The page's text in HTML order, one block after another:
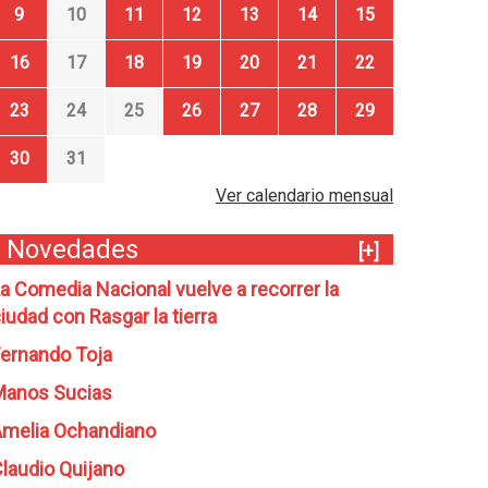
9 10 11 12 13 14 15
16 17 18 19 20 21 22
23 24 25 26 27 28 29
30
31
Ver calendario mensual
Novedades
[+]
Comedia Nacional vuelve a recorrer la
con Rasgar la tierra
Toja
Sucias
Ochandiano
Quijano